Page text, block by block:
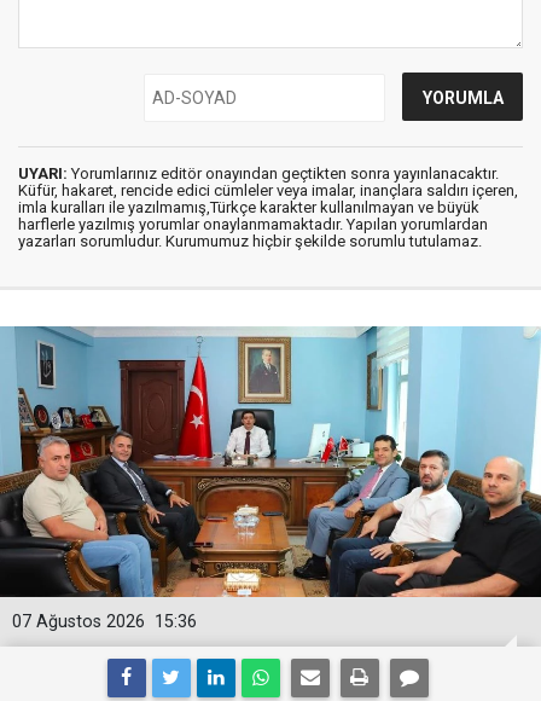
UYARI: Yorumlarınız editör onayından geçtikten sonra yayınlanacaktır.
Küfür, hakaret, rencide edici cümleler veya imalar, inançlara saldırı içeren,
imla kuralları ile yazılmamış,Türkçe karakter kullanılmayan ve büyük
harflerle yazılmış yorumlar onaylanmamaktadır. Yapılan yorumlardan
yazarları sorumludur. Kurumumuz hiçbir şekilde sorumlu tutulamaz.
15:36
07 Ağustos 2026